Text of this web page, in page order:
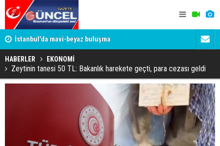
İstanbul'da mavi-beyaz buluşma
HABERLER EKONOMİ
Zeytinin tanesi 50 TL: Bakanlık harekete geçti, para cezası geldi